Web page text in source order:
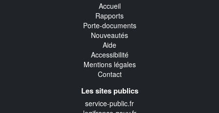
Accueil
Rapports
Porte-documents
Nouveautés
Aide
Accessibilité
Mentions légales
Contact
Les sites publics
service-public.fr